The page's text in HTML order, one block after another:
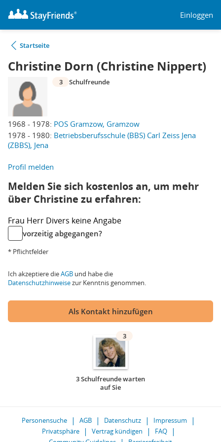
Einloggen
Startseite
Christine Dorn (Christine Nippert)
1968 - 1978: POS Gramzow, Gramzow
1978 - 1980: Betriebsberufsschule (BBS) Carl Zeiss Jena
(ZBBS), Jena
3 Schulfreunde
Profil melden
Melden Sie sich kostenlos an, um mehr
über Christine zu erfahren:
Frau Herr Divers keine Angabe
vorzeitig abgegangen?
* Pflichtfelder
Ich akzeptiere dieAGB und habe die
Datenschutzhinweisezur Kenntnis genommen.
Als Kontakt hinzufügen
3
3 Schulfreunde warten
auf Sie
Personensuche AGB Datenschutz
Impressum
Privatsphäre
Vertrag kündigen
FAQ